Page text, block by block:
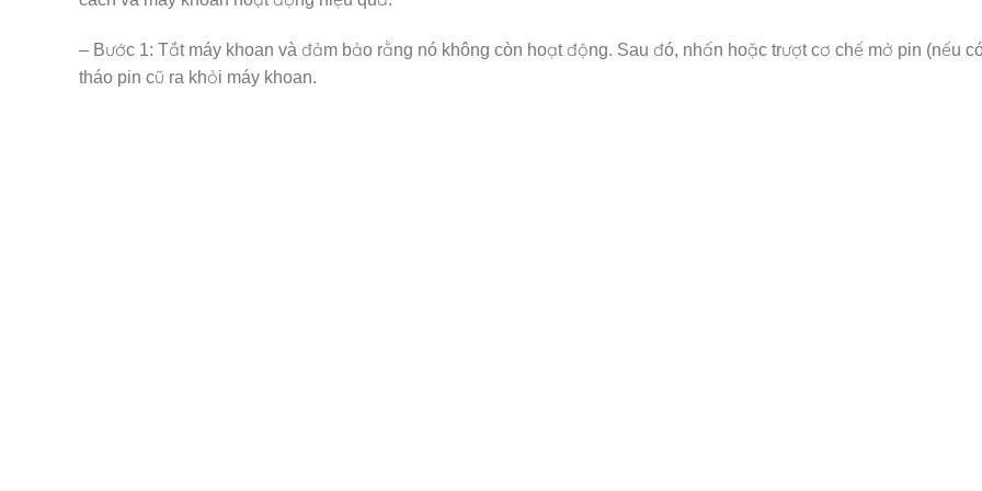
– Bước 1: Tắt máy khoan và đảm bảo rằng nó không còn hoạt động. Sau đó, nhấn hoặc trượt cơ chế mở pin (nếu
tháo pin cũ ra khỏi máy khoan.